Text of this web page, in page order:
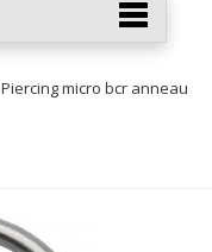
Piercing micro bcr anneau